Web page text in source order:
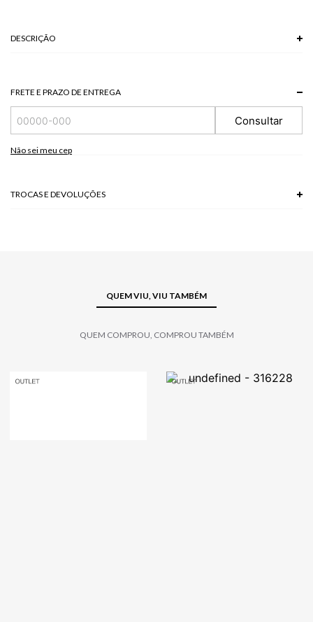
DESCRIÇÃO
FRETE E PRAZO DE ENTREGA
Consultar
Não sei meu cep
TROCAS E DEVOLUÇÕES
QUEM VIU, VIU TAMBÉM
QUEM COMPROU, COMPROU TAMBÉM